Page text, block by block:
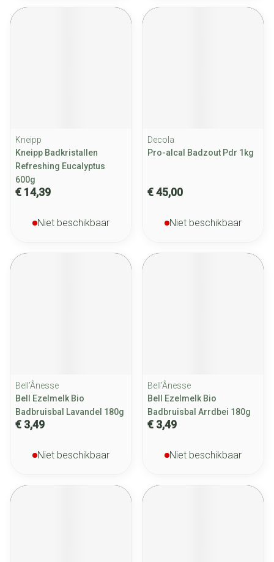
Kneipp
Kneipp Badkristallen
Refreshing Eucalyptus
600g
€ 14,39
Niet beschikbaar
Decola
Pro-alcal Badzout Pdr 1kg
€ 45,00
Niet beschikbaar
Bell’Ânesse
Bell Ezelmelk Bio
Badbruisbal Lavandel 180g
€ 3,49
Niet beschikbaar
Bell’Ânesse
Bell Ezelmelk Bio
Badbruisbal Arrdbei 180g
€ 3,49
Niet beschikbaar